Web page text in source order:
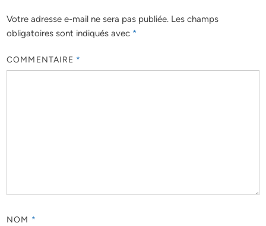
Votre adresse e-mail ne sera pas publiée. Les champs
obligatoires sont indiqués avec *
COMMENTAIRE *
NOM *